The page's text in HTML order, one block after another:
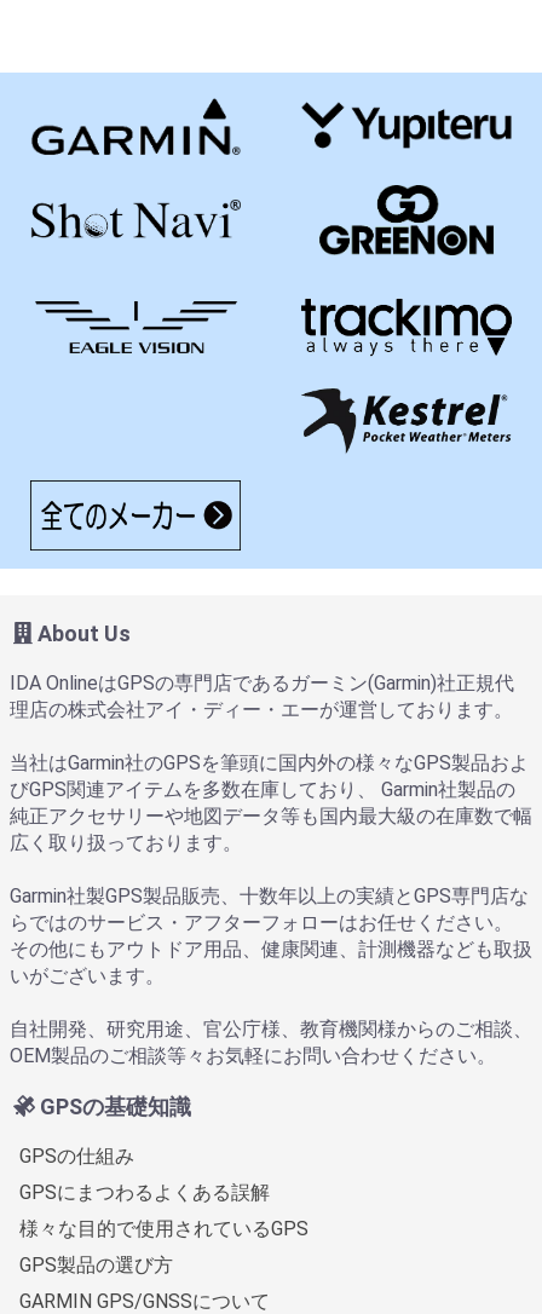
About Us
IDA OnlineはGPSの専門店であるガーミン(Garmin)社正規代
理店の株式会社アイ・ディー・エーが運営しております。
当社はGarmin社のGPSを筆頭に国内外の様々なGPS製品およ
びGPS関連アイテムを多数在庫しており、 Garmin社製品の
純正アクセサリーや地図データ等も国内最大級の在庫数で幅
広く取り扱っております。
Garmin社製GPS製品販売、十数年以上の実績とGPS専門店な
らではのサービス・アフターフォローはお任せください。
その他にもアウトドア用品、健康関連、計測機器なども取扱
いがございます。
自社開発、研究用途、官公庁様、教育機関様からのご相談、
OEM製品のご相談等々お気軽にお問い合わせください。
GPSの基礎知識
GPSの仕組み
GPSにまつわるよくある誤解
様々な目的で使用されているGPS
GPS製品の選び方
GARMIN GPS/GNSSについて